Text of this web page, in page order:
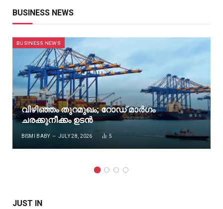
BUSINESS NEWS
BUSINESS NEWS
വിഴിഞ്ഞം തുറമുഖം; റോഡ് മാർഗം
ചരക്കുനീക്കം ഉടൻ
BISMI BABY JULY 28, 2026 5
JUST IN